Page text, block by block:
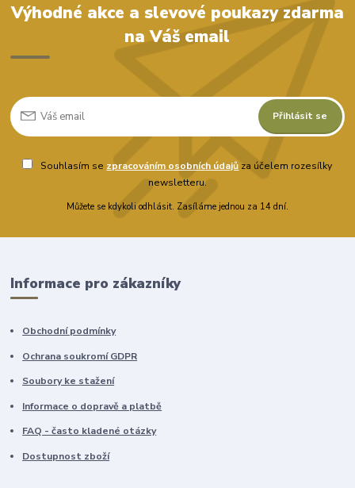
Výhodné akce a slevové poukazy zdarma
na Váš email
Přihlásit se
Souhlasím se zpracováním osobních údajů za účelem rozesílky
newsletteru.
Můžete se kdykoli odhlásit. Zasíláme jednou za 14 dní.
Informace pro zákazníky
Obchodní podmínky
Ochrana soukromí GDPR
Soubory ke stažení
Informace o dopravě a platbě
FAQ - často kladené otázky
Dostupnost zboží